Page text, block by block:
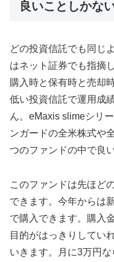
良いことしかな
どの投資信託でも同じ
はネット証券でも指摘
購入時と保有時と売却
低い投資信託で運用成
ん。eMaxis slimeシリ
ンガードの全米株式や
つのファンドの中で良
このファンドは先ほど
できます。今年からは
で購入できます。購入
目的がはっきりしてい
いきます。月に3万円